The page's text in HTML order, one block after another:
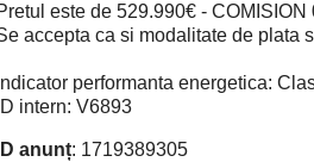
este de 529.990€ - COMISION
accepta ca si modalitate de plata
Indicator performanta energetica:
ID intern: V6893
ID anunț: 1719389305